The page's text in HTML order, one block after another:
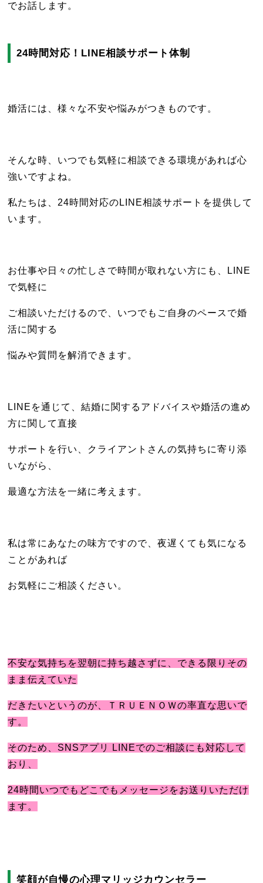
でお話します。
24時間対応！LINE相談サポート体制
婚活には、様々な不安や悩みがつきものです。
そんな時、いつでも気軽に相談できる環境があれば心
強いですよね。
私たちは、24時間対応のLINE相談サポートを提供して
います。
お仕事や日々の忙しさで時間が取れない方にも、LINE
で気軽に
ご相談いただけるので、いつでもご自身のペースで婚
活に関する
悩みや質問を解消できます。
LINEを通じて、結婚に関するアドバイスや婚活の進め
方に関して直接
サポートを行い、クライアントさんの気持ちに寄り添
いながら、
最適な方法を一緒に考えます。
私は常にあなたの味方ですので、夜遅くても気になる
ことがあれば
お気軽にご相談ください。
不安な気持ちを翌朝に持ち越さずに、できる限りその
まま伝えていた
だきたいというのが、ＴＲＵＥＮＯＷの率直な思いで
す。
そのため、SNSアプリ LINEでのご相談にも対応して
おり、
24時間いつでもどこでもメッセージをお送りいただけ
ます。
笑顔が自慢の心理マリッジカウンセラー